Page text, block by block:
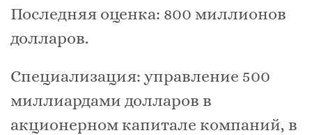
Последняя оценка: 800 миллионов
долларов.
Специализация: управление 500
миллиардами долларов в
акционерном капитале компаний, в